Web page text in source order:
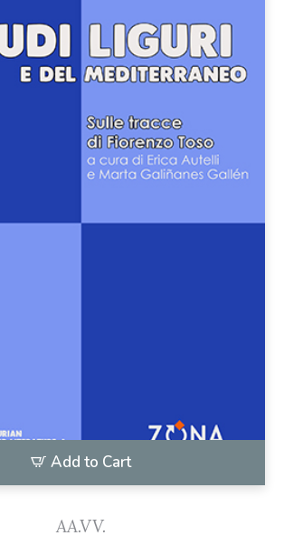
Add to Cart
AA.VV.